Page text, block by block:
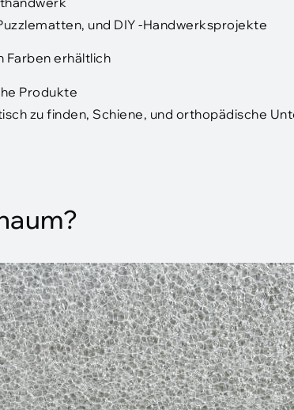
und DIY -Handwerksprojekte
Farben erhältlich
Produkte
zu finden, Schiene, und orthopädische